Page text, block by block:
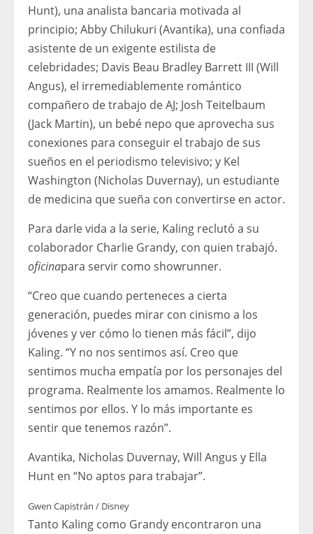
Hunt), una analista bancaria motivada al
principio; Abby Chilukuri (Avantika), una confiada
asistente de un exigente estilista de
celebridades; Davis Beau Bradley Barrett III (Will
Angus), el irremediablemente romántico
compañero de trabajo de AJ; Josh Teitelbaum
(Jack Martin), un bebé nepo que aprovecha sus
conexiones para conseguir el trabajo de sus
sueños en el periodismo televisivo; y Kel
Washington (Nicholas Duvernay), un estudiante
de medicina que sueña con convertirse en actor.
Para darle vida a la serie, Kaling reclutó a su
colaborador Charlie Grandy, con quien trabajó.
oficinapara servir como showrunner.
“Creo que cuando perteneces a cierta
generación, puedes mirar con cinismo a los
jóvenes y ver cómo lo tienen más fácil”, dijo
Kaling. “Y no nos sentimos así. Creo que
sentimos mucha empatía por los personajes del
programa. Realmente los amamos. Realmente lo
sentimos por ellos. Y lo más importante es
sentir que tenemos razón”.
Avantika, Nicholas Duvernay, Will Angus y Ella
Hunt en “No aptos para trabajar”.
Gwen Capistrán / Disney
Tanto Kaling como Grandy encontraron una